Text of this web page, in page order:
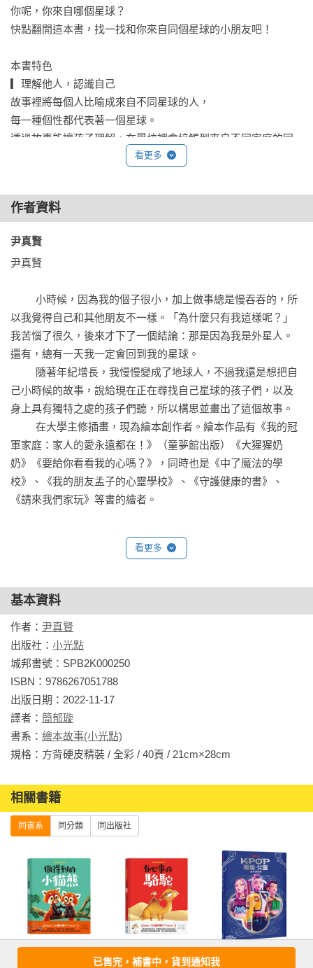
你呢，你來自哪個星球？
快點翻開這本書，找一找和你來自同個星球的小朋友吧！
本書特色
▎理解他人，認識自己
故事裡將每個人比喻成來自不同星球的人，
每一種個性都代表著一個星球。
透過故事能讓孩子理解，在學校裡會接觸到來自不同家庭的同
▎誇張富想像力的圖像，減少上學的忐忑不安
的議題。
上學後，如何面對與看待和自己不同的人，是非常重要的能力
作者以誇張具想像力的畫面，享受奇想世界帶來的閱讀樂趣，
也透過這種方式降低孩子對於上學的恐懼與忐忑不安。
【不一樣的好朋友推薦】
李郁琳｜臨床心理師、作家
沈雅琪｜神老師
黃彥鈞｜職能治療師
蔡秀娟｜諮商心理師
看更多
作者資料
尹真賢
尹真賢
以我覺得自己和其他朋友不一樣。「為什麼只有我這樣呢？」
我苦惱了很久，後來才下了一個結論：那是因為我是外星人。
還有，總有一天我一定會回到我的星球。
己小時候的故事，說給現在正在尋找自己星球的孩子們，以及
身上具有獨特之處的孩子們聽，所以構思並畫出了這個故事。
軍家庭：家人的愛永遠都在！》（童夢館出版）《大猩猩奶
奶》《要給你看看我的心嗎？》，同時也是《中了魔法的學
校》、《我的朋友孟子的心靈學校》、《守護健康的書》、
《請來我們家玩》等書的繪者。
看更多
基本資料
作者： 尹真賢
出版社： 小光點
城邦書號：SPB2K000250
ISBN：9786267051788
出版日期：2022-11-17
譯者： 簡郁璇
書系： 繪本故事(小光點)
規格：方背硬皮精裝 / 全彩 / 40頁 / 21cm×28cm
相關書籍
同書系 同分類 同出版社
新動物寓言繪本
新動物寓言繪本
已售完，補書中，貨到通知我